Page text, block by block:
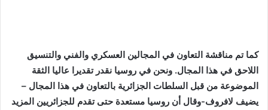
كما تم مناقشة التعاون في المجالين العسكري والفني والتنسيق
اللاحق في هذا المجال. ونحن في روسيا نقدر تقديرا عاليا الثقة
الموضوعة من قبل السلطات الجزائرية بالتعاون في هذا المجال –
يضيف لافروف-وقال أن روسيا مستعدة حتى تقدم للجزائريين المزيد